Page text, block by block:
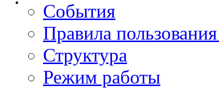
События
Правила
Структура
Режим работы